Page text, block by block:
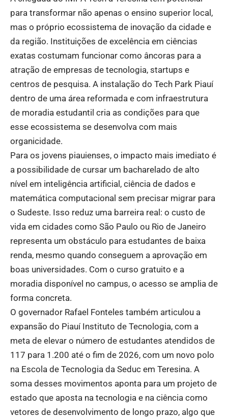
para transformar não apenas o ensino superior local,
mas o próprio ecossistema de inovação da cidade e
da região. Instituições de excelência em ciências
exatas costumam funcionar como âncoras para a
atração de empresas de tecnologia, startups e
centros de pesquisa. A instalação do Tech Park Piauí
dentro de uma área reformada e com infraestrutura
de moradia estudantil cria as condições para que
esse ecossistema se desenvolva com mais
organicidade.
Para os jovens piauienses, o impacto mais imediato é
a possibilidade de cursar um bacharelado de alto
nível em inteligência artificial, ciência de dados e
matemática computacional sem precisar migrar para
o Sudeste. Isso reduz uma barreira real: o custo de
vida em cidades como São Paulo ou Rio de Janeiro
representa um obstáculo para estudantes de baixa
renda, mesmo quando conseguem a aprovação em
boas universidades. Com o curso gratuito e a
moradia disponível no campus, o acesso se amplia de
forma concreta.
O governador Rafael Fonteles também articulou a
expansão do Piauí Instituto de Tecnologia, com a
meta de elevar o número de estudantes atendidos de
117 para 1.200 até o fim de 2026, com um novo polo
na Escola de Tecnologia da Seduc em Teresina. A
soma desses movimentos aponta para um projeto de
estado que aposta na tecnologia e na ciência como
vetores de desenvolvimento de longo prazo, algo que